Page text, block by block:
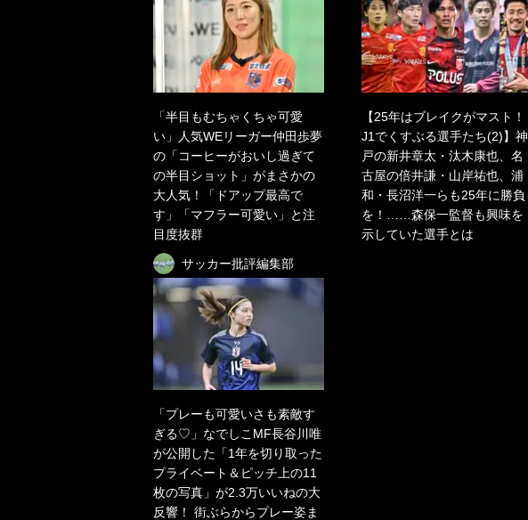
「半目もむちゃくちゃ可愛
い」人気WEリーガー仲田歩夢
の「コーヒーがおいし過ぎて
の半目ショット」がまさかの
大人気！「ドアップ最高で
す」「マフラー可愛い」と注
目度抜群
サッカー批評編集部
【25年はブレイクがマスト！
J1でくすぶる選手たち(2)】神
戸の新井章太・汰木康也、名
古屋の倍井謙・山岸祐也、浦
和・長沼洋一らも25年に勝負
を！……森保一監督も興味を
示していた選手とは
「プレーも可愛いさも素敵す
ぎる♡」なでしこMF長谷川唯
が公開した「1年を切り取った
プライベート＆ピッチ上の11
枚の写真」が2.3万いいねの大
反響！ 街ぶらからプレー姿ま